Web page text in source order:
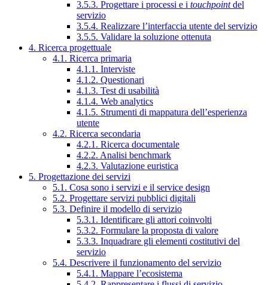
3.5.3. Progettare i processi e i touchpointdel
servizio
3.5.4. Realizzare l’interfaccia utente del servizio
3.5.5. Validare la soluzione ottenuta
4. Ricerca progettuale
4.1. Ricerca primaria
4.1.1. Interviste
4.1.2. Questionari
4.1.3. Test di usabilità
4.1.4. Web analytics
4.1.5. Strumenti di mappatura dell’esperienza
utente
4.2. Ricerca secondaria
4.2.1. Ricerca documentale
4.2.2. Analisi benchmark
4.2.3. Valutazione euristica
5. Progettazione dei servizi
5.1. Cosa sono i servizi e il service design
5.2. Progettare servizi pubblici digitali
5.3. Definire il modello di servizio
5.3.1. Identificare gli attori coinvolti
5.3.2. Formulare la proposta di valore
5.3.3. Inquadrare gli elementi costitutivi del
servizio
5.4. Descrivere il funzionamento del servizio
5.4.1. Mappare l’ecosistema